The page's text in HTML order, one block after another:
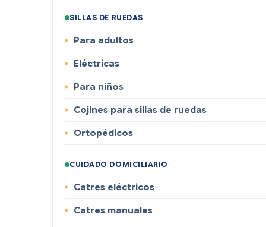
SILLAS DE RUEDAS
Para adultos
Eléctricas
Para niños
Cojines para sillas de ruedas
Ortopédicos
CUIDADO DOMICILIARIO
Catres eléctricos
Catres manuales